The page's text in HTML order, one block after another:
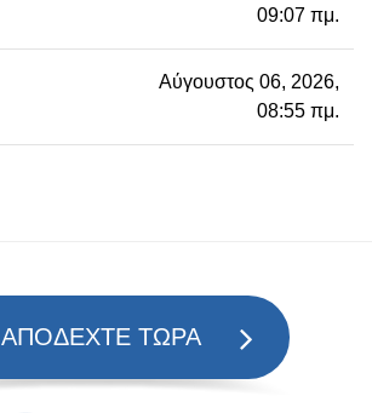
09:07 πμ.
Αύγουστος 06, 2026,
08:55 πμ.
ΑΠΟΔΕΧΤΕ ΤΩΡΑ